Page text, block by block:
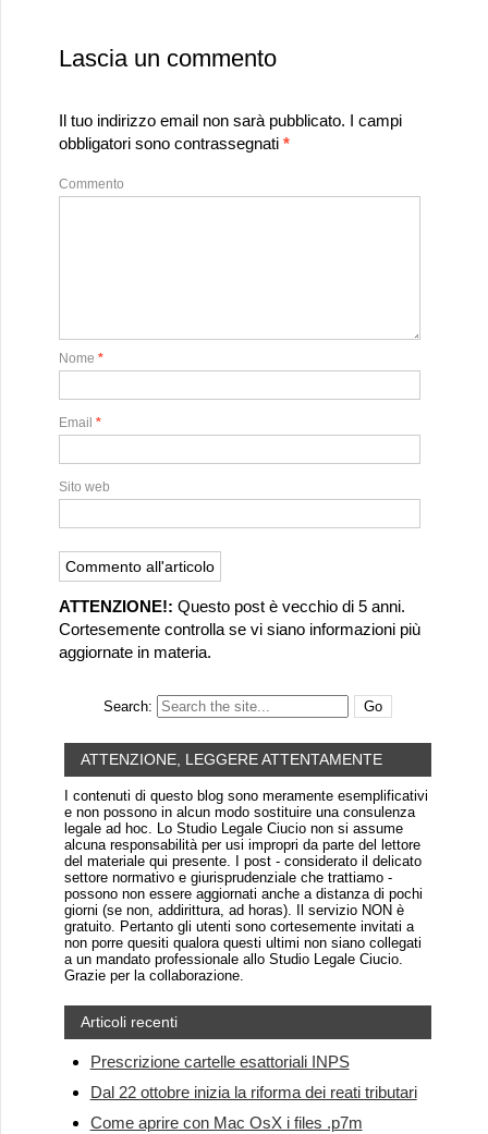
Lascia un commento
Il tuo indirizzo email non sarà pubblicato. I campi
obbligatori sono contrassegnati *
Commento
Nome *
Email *
Sito web
ATTENZIONE!: Questo post è vecchio di 5 anni.
Cortesemente controlla se vi siano informazioni più
aggiornate in materia.
Search:
ATTENZIONE, LEGGERE ATTENTAMENTE
I contenuti di questo blog sono meramente esemplificativi
e non possono in alcun modo sostituire una consulenza
legale ad hoc. Lo Studio Legale Ciucio non si assume
alcuna responsabilità per usi impropri da parte del lettore
del materiale qui presente. I post - considerato il delicato
settore normativo e giurisprudenziale che trattiamo -
possono non essere aggiornati anche a distanza di pochi
giorni (se non, addirittura, ad horas). Il servizio NON è
gratuito. Pertanto gli utenti sono cortesemente invitati a
non porre quesiti qualora questi ultimi non siano collegati
a un mandato professionale allo Studio Legale Ciucio.
Grazie per la collaborazione.
Articoli recenti
Prescrizione cartelle esattoriali INPS
Dal 22 ottobre inizia la riforma dei reati tributari
Come aprire con Mac OsX i files .p7m